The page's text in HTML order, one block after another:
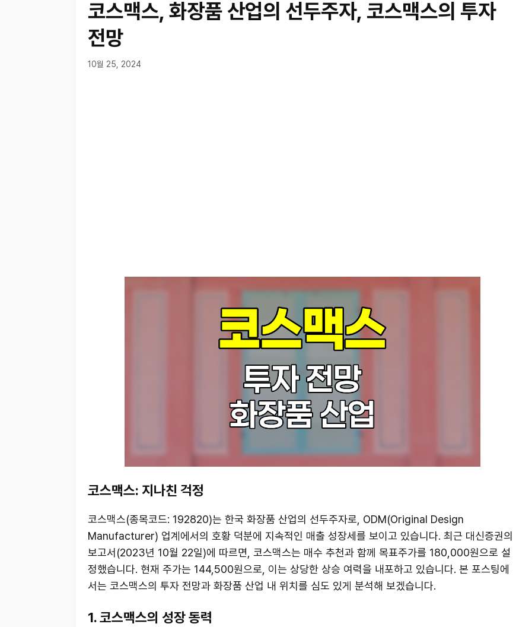
코스맥스, 화장품 산업의 선두주자, 코스맥스의 투자
전망
10월 25, 2024
코스맥스: 지나친 걱정
코스맥스(종목코드: 192820)는 한국 화장품 산업의 선두주자로, ODM(Original Design
Manufacturer) 업계에서의 호황 덕분에 지속적인 매출 성장세를 보이고 있습니다. 최근 대신증권의
보고서(2023년 10월 22일)에 따르면, 코스맥스는 매수 추천과 함께 목표주가를 180,000원으로 설
정했습니다. 현재 주가는 144,500원으로, 이는 상당한 상승 여력을 내포하고 있습니다. 본 포스팅에
서는 코스맥스의 투자 전망과 화장품 산업 내 위치를 심도 있게 분석해 보겠습니다.
1. 코스맥스의 성장 동력